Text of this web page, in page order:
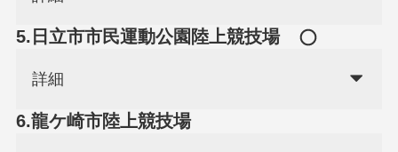
5.日立市市民運動公園陸上競技場
詳細
6.龍ケ崎市陸上競技場